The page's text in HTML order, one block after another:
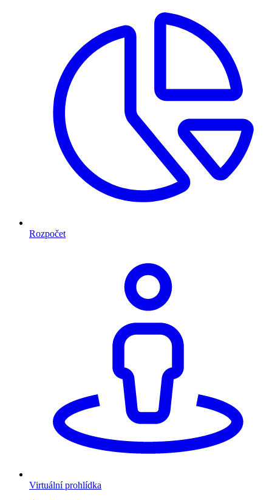
Rozpočet
Virtuální prohlídka